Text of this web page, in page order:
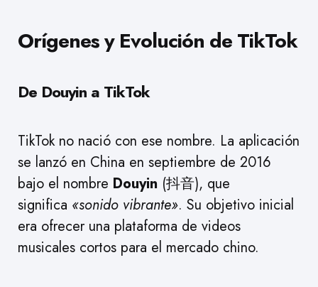
Orígenes y Evolución de TikTok
De Douyin a TikTok
TikTok no nació con ese nombre. La aplicación
se lanzó en China en septiembre de 2016
bajo el nombre Douyin (抖音), que
significa «sonido vibrante». Su objetivo inicial
era ofrecer una plataforma de videos
musicales cortos para el mercado chino.